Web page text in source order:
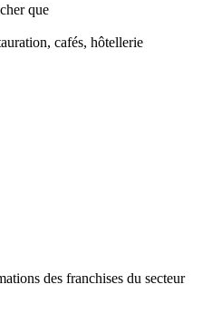
que
cafés, hôtellerie
des franchises du secteur